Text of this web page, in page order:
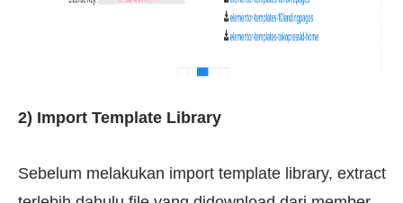
2) Import Template Library
Sebelum melakukan import template library, extract